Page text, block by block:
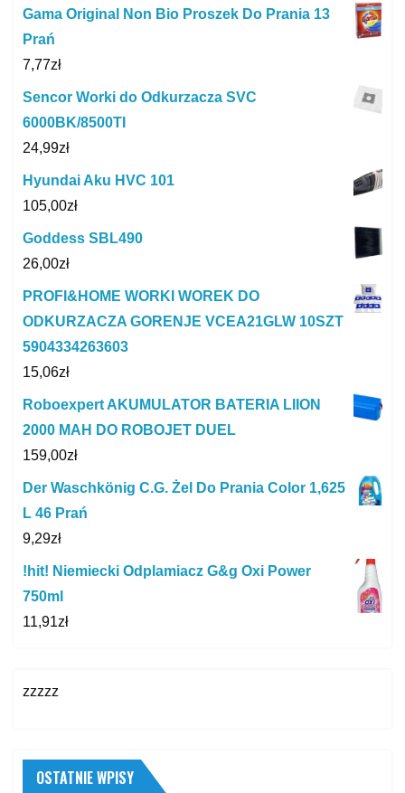
Gama Original Non Bio Proszek Do Prania 13
Prań
7,77zł
Sencor Worki do Odkurzacza SVC
6000BK/8500TI
24,99zł
Hyundai Aku HVC 101
105,00zł
Goddess SBL490
26,00zł
PROFI&HOME WORKI WOREK DO
ODKURZACZA GORENJE VCEA21GLW 10SZT
5904334263603
15,06zł
Roboexpert AKUMULATOR BATERIA LIION
2000 MAH DO ROBOJET DUEL
159,00zł
Der Waschkönig C.G. Żel Do Prania Color 1,625
L 46 Prań
9,29zł
!hit! Niemiecki Odplamiacz G&g Oxi Power
750ml
11,91zł
zzzzz
OSTATNIE WPISY